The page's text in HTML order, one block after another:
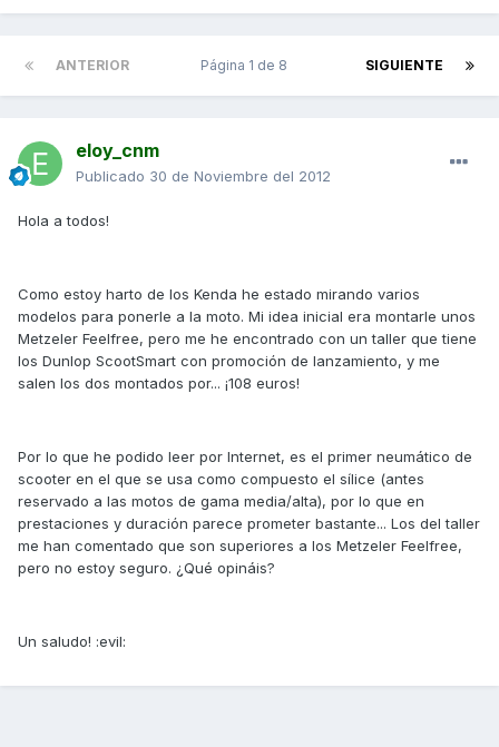
ANTERIOR SIGUIENTE
Página 1 de 8
eloy_cnm
Publicado 30 de Noviembre del 2012
Hola a todos!
Como estoy harto de los Kenda he estado mirando varios
modelos para ponerle a la moto. Mi idea inicial era montarle unos
Metzeler Feelfree, pero me he encontrado con un taller que tiene
los Dunlop ScootSmart con promoción de lanzamiento, y me
salen los dos montados por... ¡108 euros!
Por lo que he podido leer por Internet, es el primer neumático de
scooter en el que se usa como compuesto el sílice (antes
reservado a las motos de gama media/alta), por lo que en
prestaciones y duración parece prometer bastante... Los del taller
me han comentado que son superiores a los Metzeler Feelfree,
pero no estoy seguro. ¿Qué opináis?
Un saludo! :evil: